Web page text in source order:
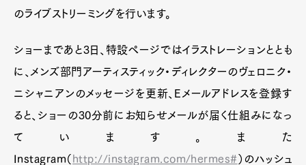
のライブストリーミングを行います。
ショーまであと3日、特設ページではイラストレーションととも
に、メンズ部門アーティスティック・ディレクターのヴェロニク・
ニシャニアンのメッセージを更新、Eメールアドレスを登録す
ると、ショーの30分前にお知らせメールが届く仕組みになっ
ています。また
Instagram（ http://instagram.com/hermes# ）のハッシュ